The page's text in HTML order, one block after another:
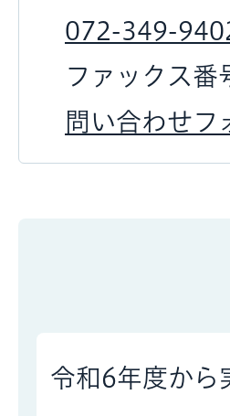
072-349-
ファックス番
問い合わせフ
令和6年度から